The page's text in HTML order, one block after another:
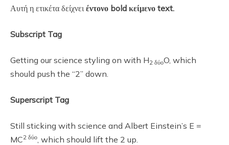
Αυτή η ετικέτα δείχνει έντονο bold κείμενο text.
Subscript Tag
Getting our science styling on with H2 δύοO, which
should push the “2” down.
Superscript Tag
Still sticking with science and Albert Einstein’s E =
MC2 δύο , which should lift the 2 up.